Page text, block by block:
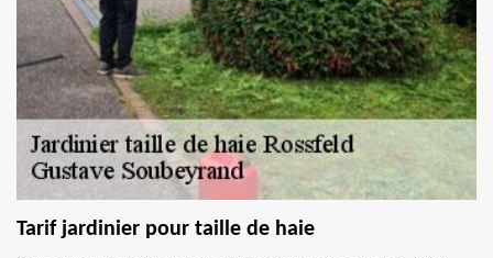
Tarif jardinier pour taille de haie